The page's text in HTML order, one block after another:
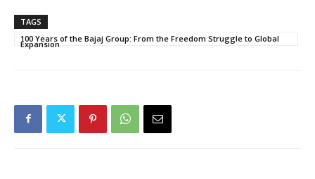
TAGS
100 Years of the Bajaj Group: From the Freedom Struggle to Global
Expansion